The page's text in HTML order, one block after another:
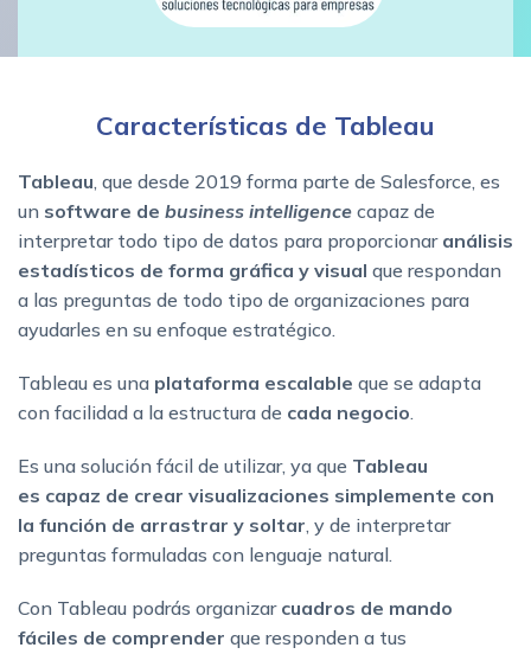
Características de Tableau
Tableau, que desde 2019 forma parte de Salesforce, es
un software de business intelligence capaz de
interpretar todo tipo de datos para proporcionar análisis
estadísticos de forma gráfica y visual que respondan
a las preguntas de todo tipo de organizaciones para
ayudarles en su enfoque estratégico.
Tableau es una plataforma escalable que se adapta
con facilidad a la estructura de cada negocio.
Es una solución fácil de utilizar, ya que Tableau
es capaz de crear visualizaciones simplemente con
la función de arrastrar y soltar, y de interpretar
preguntas formuladas con lenguaje natural.
Con Tableau podrás organizar cuadros de mando
fáciles de comprender que responden a tus